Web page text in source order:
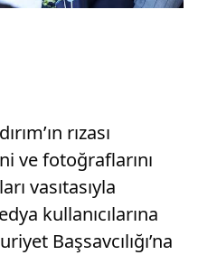
rızası
ve fotoğraflarını
vasıtasıyla
kullanıcılarına
Başsavcılığı’na